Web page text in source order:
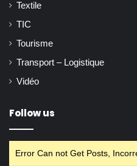
Textile
TIC
Tourisme
Transport – Logistique
Vidéo
Follow us
Error Can not Get Posts,